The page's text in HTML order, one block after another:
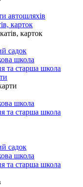
автошляхів
карток
карток
садок
школа
та старша школа
школа
та старша школа
садок
школа
та старша школа